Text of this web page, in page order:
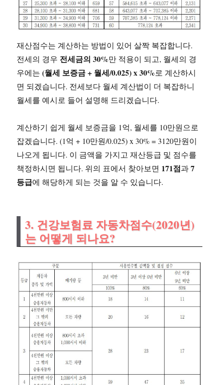
재산점수는 계산하는 방법이 있어 살짝 복잡합니다.
전세의 경우 전세금의 30%만 적용이 되고, 월세의 경
우에는(월세 보증금 + 월세/0.025) x 30%로 계산하시
면 되겠습니다. 전세보다 월세 계산법이 더 복잡하니
월세를 예시로 들어 설명해 드리겠습니다.
계산하기 쉽게 월세 보증금을 1억, 월세를 10만원으로
잡겠습니다. (1억 + 10만원/0.025) x 30% = 3120만원이
나오게 됩니다. 이 금액을 가지고 재산등급 및 점수를
책정하시면 됩니다. 위의 표에서 찾아보면 171점과7
등급에 해당하게 되는 것을 알 수 있습니다.
3. 건강보험료 자동차점수(2020년)
는 어떻게 되나요?